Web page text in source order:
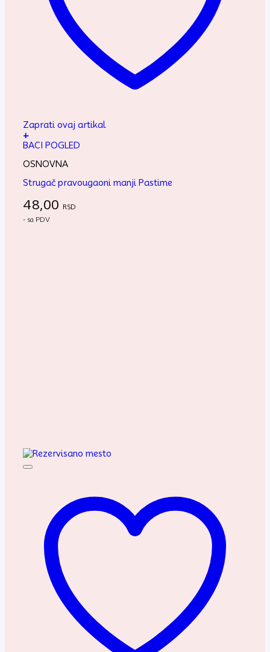
Zaprati ovaj artikal
+
BACI POGLED
OSNOVNA
Strugač pravougaoni manji Pastime
48,00 RSD
- sa PDV